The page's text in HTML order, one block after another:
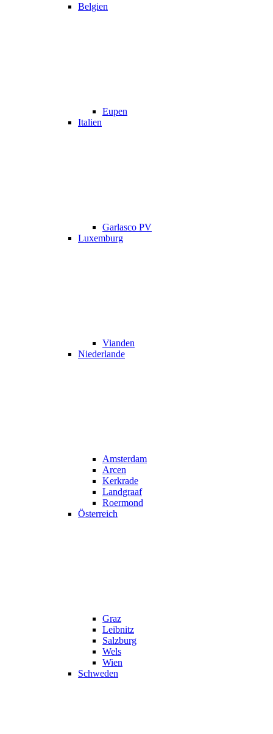
Belgien
Eupen
Italien
Garlasco PV
Luxemburg
Vianden
Niederlande
Amsterdam
Arcen
Kerkrade
Landgraaf
Roermond
Österreich
Graz
Leibnitz
Salzburg
Wels
Wien
Schweden